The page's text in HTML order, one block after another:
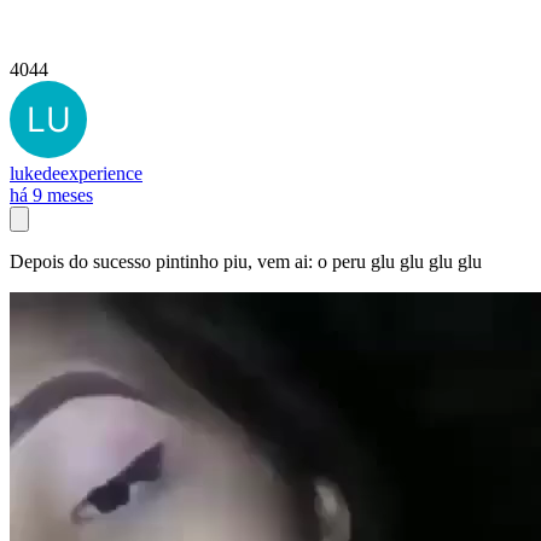
4044
lukedeexperience
há 9 meses
Depois do sucesso pintinho piu, vem ai: o peru glu glu glu glu